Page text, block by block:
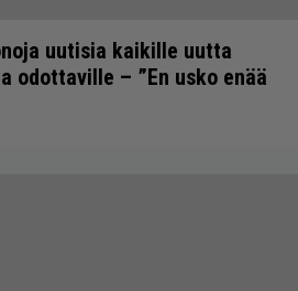
uutisia kaikille uutta
odottaville – ”En usko enää